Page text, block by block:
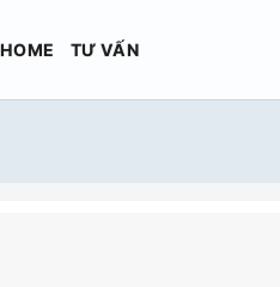
HOME TƯ VẤN